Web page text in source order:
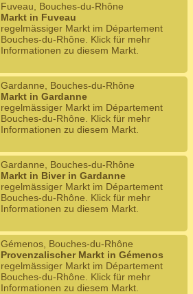
Fuveau, Bouches-du-Rhône
Markt in Fuveau
regelmässiger Markt im Département
Bouches-du-Rhône. Klick für mehr
Informationen zu diesem Markt.
Gardanne, Bouches-du-Rhône
Markt in Gardanne
regelmässiger Markt im Département
Bouches-du-Rhône. Klick für mehr
Informationen zu diesem Markt.
Gardanne, Bouches-du-Rhône
Markt in Biver in Gardanne
regelmässiger Markt im Département
Bouches-du-Rhône. Klick für mehr
Informationen zu diesem Markt.
Gémenos, Bouches-du-Rhône
Provenzalischer Markt in Gémenos
regelmässiger Markt im Département
Bouches-du-Rhône. Klick für mehr
Informationen zu diesem Markt.